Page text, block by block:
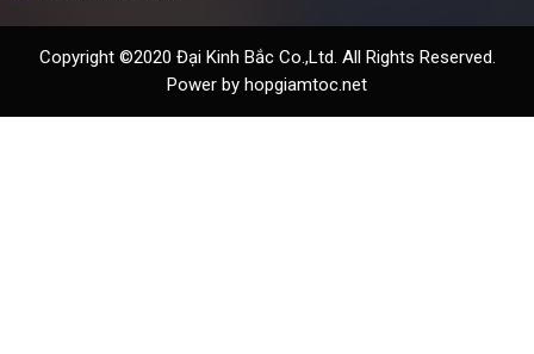
Copyright ©2020 Đại Kinh Bắc Co.,Ltd. All Rights Reserved.
Power by hopgiamtoc.net